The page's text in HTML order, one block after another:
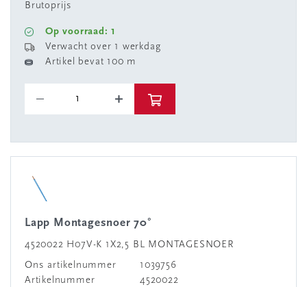
Brutoprijs
Op voorraad: 1
Verwacht over 1 werkdag
Artikel bevat 100 m
Lapp Montagesnoer 70°
4520022 H07V-K 1X2,5 BL MONTAGESNOER
Ons artikelnummer
1039756
Artikelnummer
4520022